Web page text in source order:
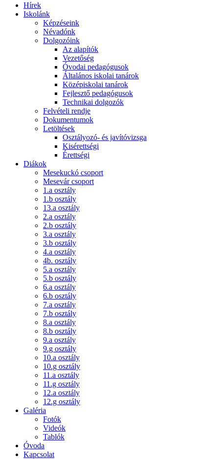
Hírek
Iskolánk
Képzéseink
Névadónk
Dolgozóink
Az alapítók
Vezetőség
Óvodai pedagógusok
Általános iskolai tanárok
Középiskolai tanárok
Fejlesztő pedagógusok
Technikai dolgozók
Felvételi rendje
Dokumentumok
Letöltések
Osztályozó- és javítóvizsga
Kisérettségi
Érettségi
Diákok
Mesekuckó csoport
Mesevár csoport
1.a osztály
1.b osztály
13.a osztály
2.a osztály
2.b osztály
3.a osztály
3.b osztály
4.a osztály
4b. osztály
5.a osztály
5.b osztály
6.a osztály
6.b osztály
7.a osztály
7.b osztály
8.a osztály
8.b osztály
9.a osztály
9.g osztály
10.a osztály
10.g osztály
11.a osztály
11.g osztály
12.a osztály
12.g osztály
Galéria
Fotók
Videók
Tablók
Óvoda
Kapcsolat